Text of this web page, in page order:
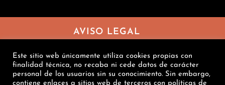
AVISO LEGAL
CONDICIONES DE VENTA
POLÍTICA DE COOKIES
Este sitio web únicamente utiliza cookies propias con
finalidad técnica, no recaba ni cede datos de carácter
personal de los usuarios sin su conocimiento. Sin embargo,
contiene enlaces a sitios web de terceros con políticas de